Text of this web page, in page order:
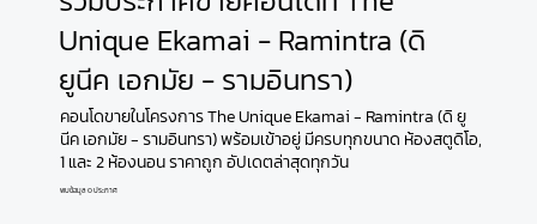
Unique Ekamai - Ramintra (ดิ
ยูนีค เอกมัย - รามอินทรา)
คอนโดขายในโครงการ The Unique Ekamai - Ramintra (ดิ ยู
นีค เอกมัย - รามอินทรา) พร้อมเข้าอยู่ มีครบทุกขนาด ห้องสตูดิโอ,
1 และ 2 ห้องนอน ราคาถูก อัปเดตล่าสุดทุกวัน
พบข้อมูล 0 ประกาศ